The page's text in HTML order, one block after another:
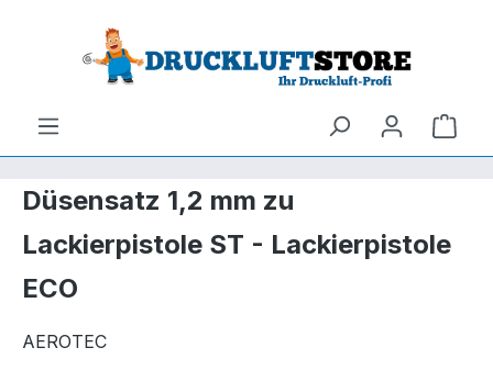
Hauptinhalt springen
Zur Suche springen
Düsensatz 1,2 mm zu
Lackierpistole ST - Lackierpistole
ECO
AEROTEC